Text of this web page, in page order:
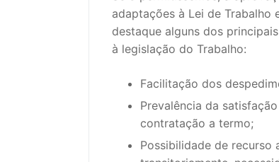
ENSINO SUPERIOR
PROFESSORES CONTRATADOS
adaptações à Lei de Trabalho
destaque alguns dos
à legislação do Trabalho:
Facilitação dos
Prevalência da
contratação a termo;
Possibilidade de recurso